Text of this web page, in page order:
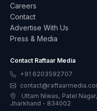
Careers
Contact
Advertise With Us
Press & Media
Contact Raftaar Media
+91 6203592707
Uttam Niwas, Patel
Jharkhand - 834002